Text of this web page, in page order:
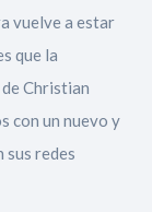
vuelve a estar
que la
Christian
con un nuevo y
sus redes